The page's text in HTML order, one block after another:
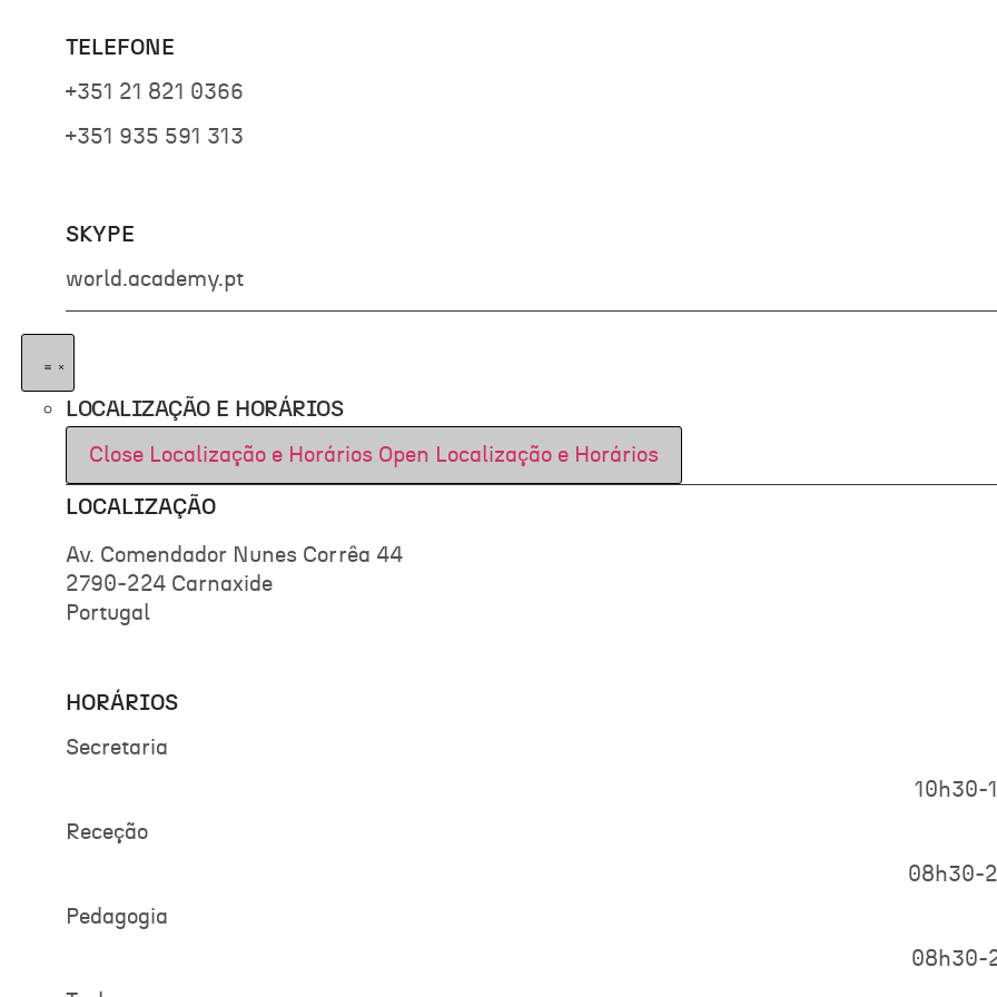
TELEFONE
+351 21 821 0366
+351 935 591 313
SKYPE
world.academy.pt
LOCALIZAÇÃO E HORÁRIOS
Close Localização e Horários Open Localização e Horários
LOCALIZAÇÃO
Av. Comendador Nunes Corrêa 44
2790-224 Carnaxide
Portugal
HORÁRIOS
Secretaria
10h30-
Receção
08h30-
Pedagogia
08h30-